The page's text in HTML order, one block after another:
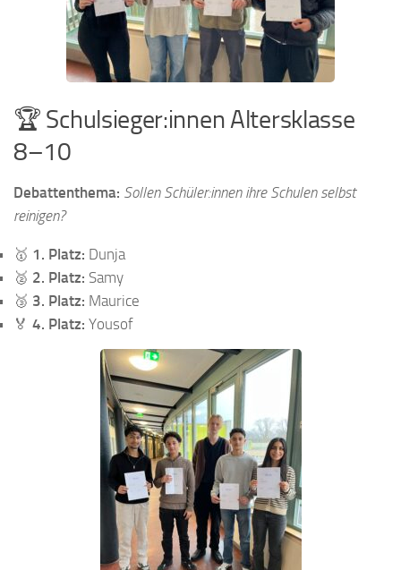
🏆 Schulsieger:innen Altersklasse
8–10
Debattenthema: Sollen Schüler:innen ihre Schulen selbst
reinigen?
🥇 1. Platz: Dunja
🥈 2. Platz: Samy
🥉 3. Platz: Maurice
🏅 4. Platz: Yousof